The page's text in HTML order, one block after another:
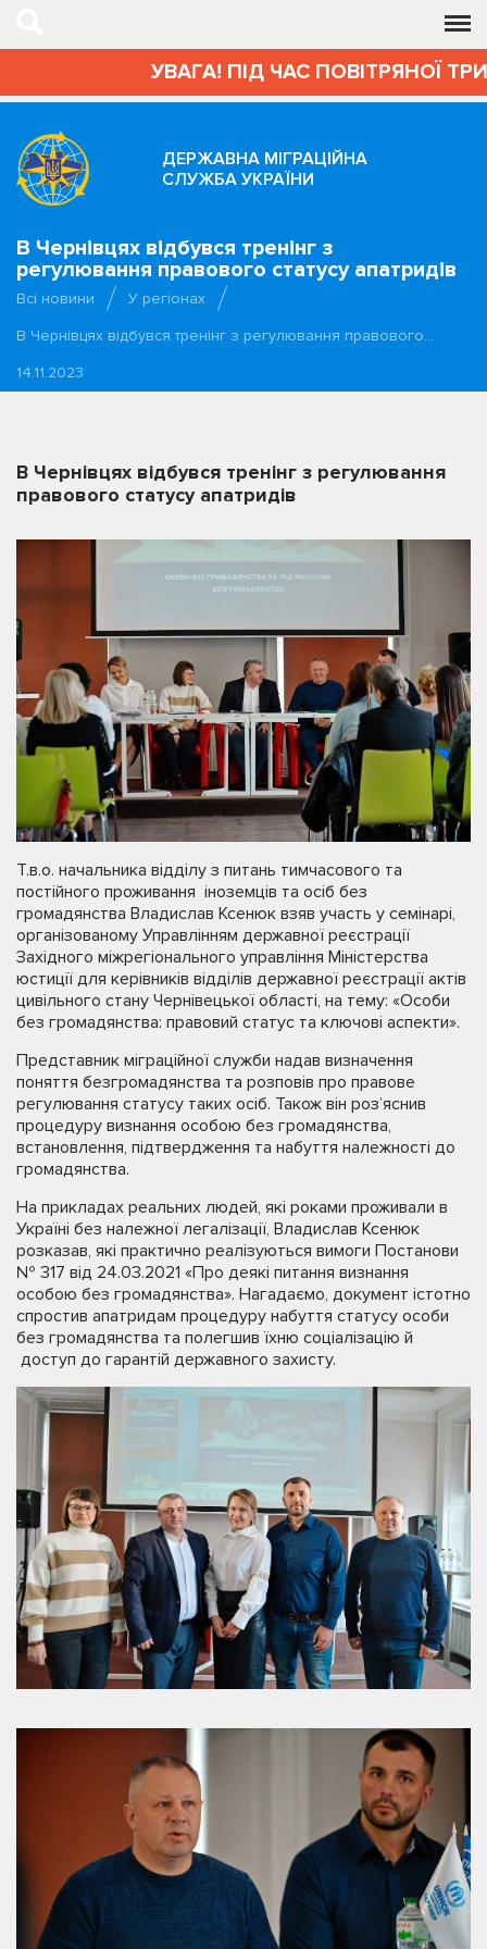
УВАГА! ПІД ЧАС ПОВІТРЯНОЇ
ДЕРЖАВНА МІГРАЦІЙНА
СЛУЖБА УКРАЇНИ
В Чернівцях відбувся тренінг з
регулювання правового статусу апатридів
Всі новини
У регіонах
В Чернівцях відбувся тренінг з регулювання правового…
14.11.2023
В Чернівцях відбувся тренінг з регулювання
правового статусу апатридів
Т.в.о. начальника відділу з питань тимчасового та
постійного проживання іноземців та осіб без
громадянства Владислав Ксенюк взяв участь у семінарі,
організованому Управлінням державної реєстрації
Західного міжрегіонального управління Міністерства
юстиції для керівників відділів державної реєстрації актів
цивільного стану Чернівецької області, на тему: «Особи
без громадянства: правовий статус та ключові аспекти».
Представник міграційної служби надав визначення
поняття безгромадянства та розповів про правове
регулювання статусу таких осіб. Також він роз’яснив
процедуру визнання особою без громадянства,
встановлення, підтвердження та набуття належності до
громадянства.
На прикладах реальних людей, які роками проживали в
Україні без належної легалізації, Владислав Ксенюк
розказав, які практично реалізуються вимоги Постанови
№ 317 від 24.03.2021 «Про деякі питання визнання
особою без громадянства». Нагадаємо, документ істотно
спростив апатридам процедуру набуття статусу особи
без громадянства та полегшив їхню соціалізацію й
доступ до гарантій державного захисту.